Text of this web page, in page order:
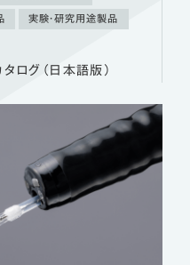
実験・研究用途製品
ログ（日本語版）